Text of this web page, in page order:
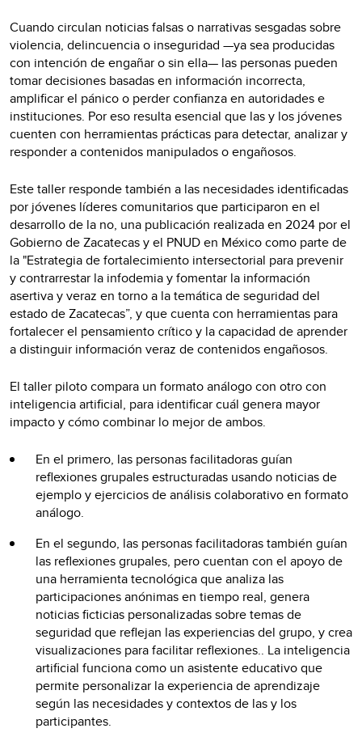
Cuando circulan noticias falsas o narrativas sesgadas sobre
violencia, delincuencia o inseguridad —ya sea producidas
con intención de engañar o sin ella— las personas pueden
tomar decisiones basadas en información incorrecta,
amplificar el pánico o perder confianza en autoridades e
instituciones. Por eso resulta esencial que las y los jóvenes
cuenten con herramientas prácticas para detectar, analizar y
responder a contenidos manipulados o engañosos.
Este taller responde también a las necesidades identificadas
por jóvenes líderes comunitarios que participaron en el
desarrollo de la no, una publicación realizada en 2024 por el
Gobierno de Zacatecas y el PNUD en México como parte de
la "Estrategia de fortalecimiento intersectorial para prevenir
y contrarrestar la infodemia y fomentar la información
asertiva y veraz en torno a la temática de seguridad del
estado de Zacatecas”, y que cuenta con herramientas para
fortalecer el pensamiento crítico y la capacidad de aprender
a distinguir información veraz de contenidos engañosos.
El taller piloto compara un formato análogo con otro con
inteligencia artificial, para identificar cuál genera mayor
impacto y cómo combinar lo mejor de ambos.
En el primero, las personas facilitadoras guían
reflexiones grupales estructuradas usando noticias de
ejemplo y ejercicios de análisis colaborativo en formato
análogo.
En el segundo, las personas facilitadoras también guían
las reflexiones grupales, pero cuentan con el apoyo de
una herramienta tecnológica que analiza las
participaciones anónimas en tiempo real, genera
noticias ficticias personalizadas sobre temas de
seguridad que reflejan las experiencias del grupo, y crea
visualizaciones para facilitar reflexiones.. La inteligencia
artificial funciona como un asistente educativo que
permite personalizar la experiencia de aprendizaje
según las necesidades y contextos de las y los
participantes.